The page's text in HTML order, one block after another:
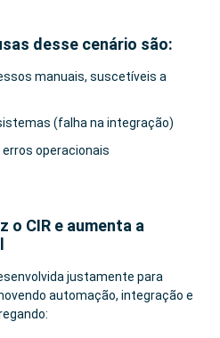
desse cenário são:
manuais, suscetíveis a
(falha na integração)
operacionais
o CIR e aumenta a
justamente para
automação, integração e